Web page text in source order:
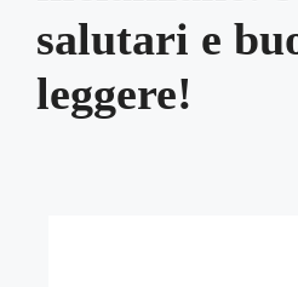
salutari e
leggere!